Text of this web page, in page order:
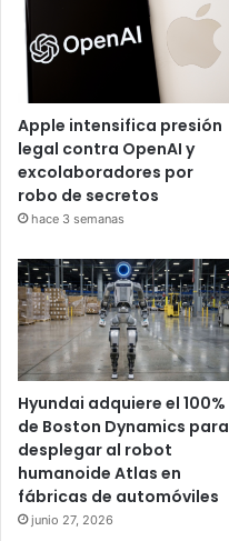
Apple intensifica presión
legal contra OpenAI y
excolaboradores por
robo de secretos
hace 3 semanas
Hyundai adquiere el 100%
de Boston Dynamics para
desplegar al robot
humanoide Atlas en
fábricas de automóviles
junio 27, 2026